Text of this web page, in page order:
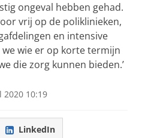
ongeval hebben gehad.
vrij op de poliklinieken,
en intensive
wie er op korte termijn
die zorg kunnen bieden.’
2020 10:19
LinkedIn